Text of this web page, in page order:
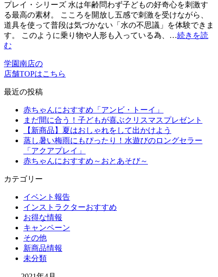
プレイ・シリーズ 水は年齢問わず子どもの好奇心を刺激す
る最高の素材。 こころを開放し五感で刺激を受けながら、
道具を使って普段は気づかない「水の不思議」を体験できま
す。 このように乗り物や人形も入っている為、…続きを読
む
学園南店の
店舗TOPはこちら
最近の投稿
赤ちゃんにおすすめ「アンビ・トーイ」
まだ間に合う！子どもが喜ぶクリスマスプレゼント
【新商品】夏はおしゃれをして出かけよう
蒸し暑い梅雨にもぴったり！水遊びのロングセラー
「アクアプレイ」
赤ちゃんにおすすめ～おとあそび～
カテゴリー
イベント報告
インストラクターおすすめ
お得な情報
キャンペーン
その他
新商品情報
未分類